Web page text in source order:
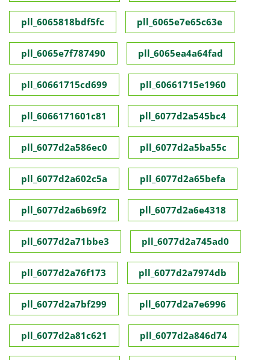
pll_6065818bdf5fc pll_6065e7e65c63e
pll_6065e7f787490 pll_6065ea4a64fad
pll_60661715cd699 pll_60661715e1960
pll_6066171601c81 pll_6077d2a545bc4
pll_6077d2a586ec0 pll_6077d2a5ba55c
pll_6077d2a602c5a pll_6077d2a65befa
pll_6077d2a6b69f2 pll_6077d2a6e4318
pll_6077d2a71bbe3 pll_6077d2a745ad0
pll_6077d2a76f173 pll_6077d2a7974db
pll_6077d2a7bf299 pll_6077d2a7e6996
pll_6077d2a81c621 pll_6077d2a846d74